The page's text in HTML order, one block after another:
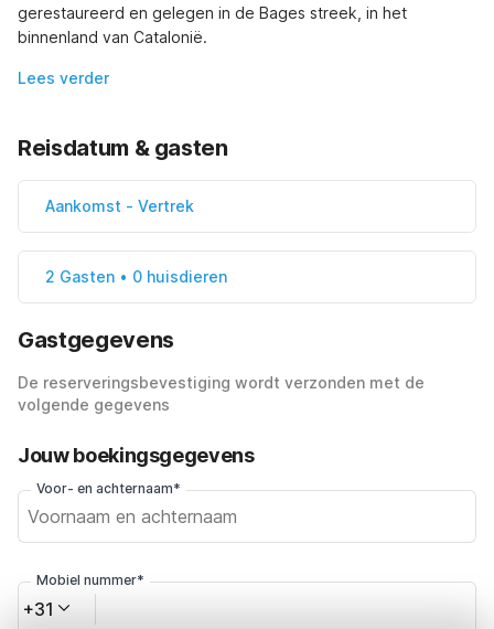
gerestaureerd en gelegen in de Bages streek, in het
binnenland van Catalonië.
Lees verder
Reisdatum & gasten
Aankomst - Vertrek
2 Gasten • 0 huisdieren
Gastgegevens
De reserveringsbevestiging wordt verzonden met de
volgende gegevens
Jouw boekingsgegevens
Voor- en achternaam*
Mobiel nummer*
+31